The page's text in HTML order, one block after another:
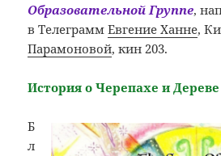
Образовательной Группе,
в ТелеграммЕвгение Ханне,
Парамоновой, кин 203.
История о Черепахе и Дереве
Б
л